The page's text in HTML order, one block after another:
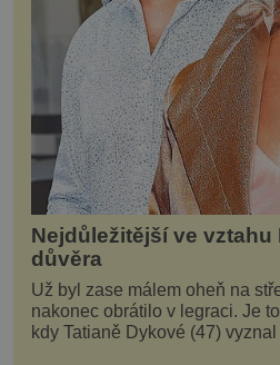
Nejdůležitější ve vztahu
důvěra
Už byl zase málem oheň na
nakonec obrátilo v legraci. Je
kdy Tatianě Dykové (47)
kolega a kamarád. Lidé si